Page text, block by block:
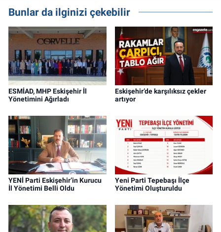
Bunlar da ilginizi çekebilir
ESMİAD, MHP Eskişehir İl
Yönetimini Ağırladı
Eskişehir’de karşılıksız çekler
artıyor
YENİ Parti Eskişehir’in Kurucu
İl Yönetimi Belli Oldu
Yeni Parti Tepebaşı İlçe
Yönetimi Oluşturuldu